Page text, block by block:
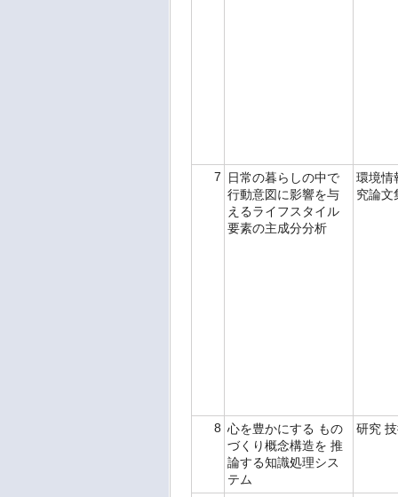
7
日常の暮らしの中で
行動意図に影響を与
えるライフスタイル
要素の主成分分析
環境情
究論
8 心を豊かにする もの
づくり概念構造を 推
論する知識処理シス
テム
研究